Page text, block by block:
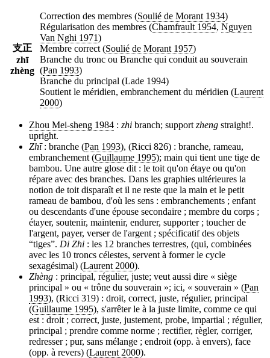
支正
zhī
zhèng
Correction des membres (Soulié de Morant 1934)
Régularisation des membres (Chamfrault 1954, Nguyen
Van Nghi 1971)
Membre correct (Soulié de Morant 1957)
Branche du tronc ou Branche qui conduit au souverain
(Pan 1993)
Branche du principal (Lade 1994)
Soutient le méridien, embranchement du méridien (Laurent
2000)
Zhou Mei-sheng 1984 : zhi branch; support zheng straight!.
upright.
Zhī: branche (Pan 1993), (Ricci 826) : branche, rameau,
embranchement (Guillaume 1995); main qui tient une tige de
bambou. Une autre glose dit : le toit qu'on étaye ou qu'on
répare avec des branches. Dans les graphies ultérieures la
notion de toit disparaît et il ne reste que la main et le petit
rameau de bambou, d'où les sens : embranchements ; enfant
ou descendants d'une épouse secondaire ; membre du corps ;
étayer, soutenir, maintenir, endurer, supporter ; toucher de
l'argent, payer, verser de l'argent ; spécificatif des objets
“tiges”. Di Zhi : les 12 branches terrestres, (qui, combinées
avec les 10 troncs célestes, servent à former le cycle
sexagésimal) (Laurent 2000).
Zhèng : principal, régulier, juste; veut aussi dire « siège
principal » ou « trône du souverain »; ici, « souverain » (Pan
1993), (Ricci 319) : droit, correct, juste, régulier, principal
(Guillaume 1995), s'arrêter le à la juste limite, comme ce qui
est : droit ; correct, juste, justement, probe, impartial ; régulier,
principal ; prendre comme norme ; rectifier, règler, corriger,
redresser ; pur, sans mélange ; endroit (opp. à envers), face
(opp. à revers) (Laurent 2000).